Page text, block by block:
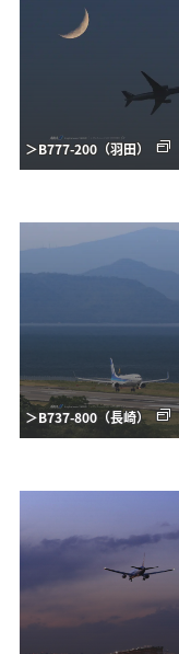
＞B777-200（羽田）
＞B737-800（長崎）